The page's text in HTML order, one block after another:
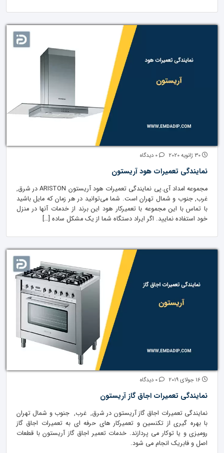
نمایندگی تعمیرات هود آریستون
مجموعه امداد آی.پی نمایندگی تعمیرات هود آریستون ARISTON در شرق,
غرب, جنوب و شمال تهران است. شما می‌توانید در هر زمان که مایل باشید
با تماس با این مجموعه با تعمیرکار هود این برند از خدمات آنها در منزل
خود استفاده نمایید. اگر ایراد دستگاه شما از یک مشکل ساده […]
نمایندگی تعمیرات اجاق گاز آریستون
نمایندگی تعمیرات اجاق گاز آریستون در شرق, غرب, جنوب و شمال تهران
با بهره گیری از تکنسین و تعمیرکار های حرفه ای به تعمیرات اجاق گاز
رومیزی و یا توکار می پردازند. خدمات تعمیر اجاق گاز آریستون با قطعات
اصل و فابریک انجام می شود.